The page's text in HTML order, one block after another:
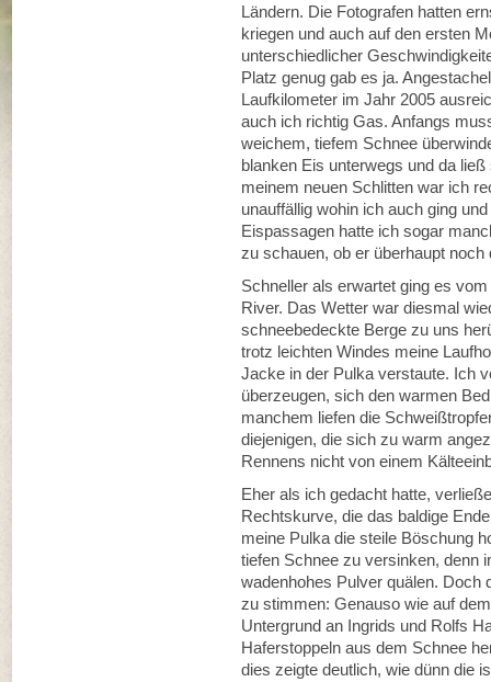
Ländern. Die Fotografen hatten
kriegen und auch auf den ersten
unterschiedlicher
Platz genug gab es ja.
Laufkilometer im Jahr 2005
auch ich richtig Gas. Anfangs
weichem, tiefem Schnee
blanken Eis unterwegs und da
meinem neuen Schlitten war ich
unauffällig wohin ich auch ging
Eispassagen hatte ich sogar
zu schauen, ob er überhaupt noch
Schneller als erwartet ging es
River. Das Wetter war diesmal
schneebedeckte Berge zu uns
trotz leichten Windes meine
Jacke in der Pulka verstaute. Ich
überzeugen, sich den warmen
manchem liefen die
diejenigen, die sich zu warm
Rennens nicht von einem
Eher als ich gedacht hatte,
Rechtskurve, die das baldige
meine Pulka die steile Böschung
tiefen Schnee zu versinken, denn
wadenhohes Pulver quälen.
zu stimmen: Genauso wie auf
Untergrund an Ingrids und Rolfs
Haferstoppeln aus dem Schnee
dies zeigte deutlich, wie dünn die